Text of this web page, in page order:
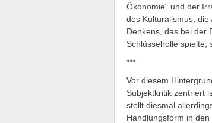
Ökonomie“ und der
des Kulturalismus,
Denkens, das bei der
Schlüsselrolle spielte,
***
Vor diesem
Subjektkritik zentriert
stellt diesmal
Handlungsform in den